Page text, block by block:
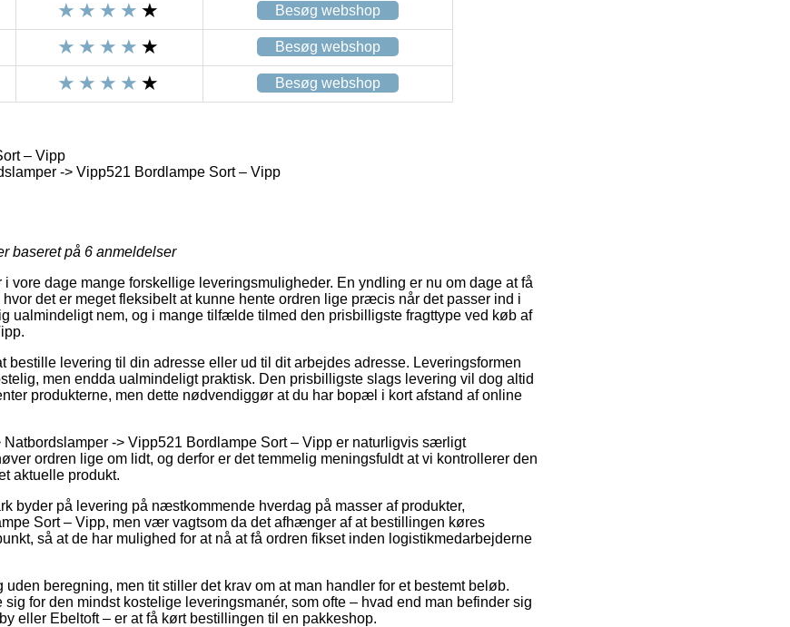
Besøg webshop
Besøg webshop
Besøg webshop
– Vipp
-> Vipp521 Bordlampe Sort – Vipp
baseret på 6 anmeldelser
vore dage mange forskellige leveringsmuligheder. En yndling er nu om dage at få
det er meget fleksibelt at kunne hente ordren lige præcis når det passer ind i
ualmindeligt nem, og i mange tilfælde tilmed den prisbilligste fragttype ved køb af
bestille levering til din adresse eller ud til dit arbejdes adresse. Leveringsformen
men endda ualmindeligt praktisk. Den prisbilligste slags levering vil dog altid
produkterne, men dette nødvendiggør at du har bopæl i kort afstand af online
Natbordslamper -> Vipp521 Bordlampe Sort – Vipp er naturligvis særligt
ordren lige om lidt, og derfor er det temmelig meningsfuldt at vi kontrollerer den
aktuelle produkt.
byder på levering på næstkommende hverdag på masser af produkter,
Sort – Vipp, men vær vagtsom da det afhænger af at bestillingen køres
så at de har mulighed for at nå at få ordren fikset inden logistikmedarbejderne
beregning, men tit stiller det krav om at man handler for et bestemt beløb.
for den mindst kostelige leveringsmanér, som ofte – hvad end man befinder sig
eller Ebeltoft – er at få kørt bestillingen til en pakkeshop.